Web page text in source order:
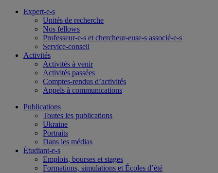
Expert-e-s
Unités de recherche
Nos fellows
Professeur-e-s et chercheur-euse-s associé-e-s
Service-conseil
Activités
Activités à venir
Activités passées
Comptes-rendus d’activités
Appels à communications
Publications
Toutes les publications
Ukraine
Portraits
Dans les médias
Étudiant-e-s
Emplois, bourses et stages
Formations, simulations et Écoles d’été